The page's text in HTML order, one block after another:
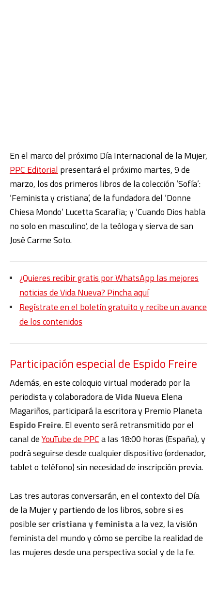
En el marco del próximo Día Internacional de la Mujer,
PPC Editorialpresentará el próximo martes, 9 de
marzo, los dos primeros libros de la colección ‘Sofía’:
‘Feminista y cristiana’, de lafundadora del ‘Donne
Chiesa Mondo’ Lucetta Scarafia; y ‘Cuando Dios habla
no solo en masculino’, de la teóloga y sierva de san
José Carme Soto.
¿Quieres recibir gratis por WhatsApp las mejores
noticias de Vida Nueva? Pincha aquí
Regístrate en el boletín gratuito y recibe un avance
de los contenidos
Participación especial de Espido Freire
Además, en este coloquio virtual moderado por la
periodista y colaboradora deVida Nueva Elena
Magariños, participará la escritora y Premio Planeta
Espido Freire.El evento será retransmitido por el
canal deYouTube de PPCa las 18:00 horas (España), y
podrá seguirse desde cualquier dispositivo (ordenador,
tablet o teléfono) sin necesidad de inscripción previa.
Las tres autoras conversarán, en el contexto del Día
de la Mujer y partiendo de los libros, sobre si es
posible sercristiana y feministaa la vez, la visión
feminista del mundo y cómo se percibe la realidad de
las mujeres desde una perspectiva social y de la fe.